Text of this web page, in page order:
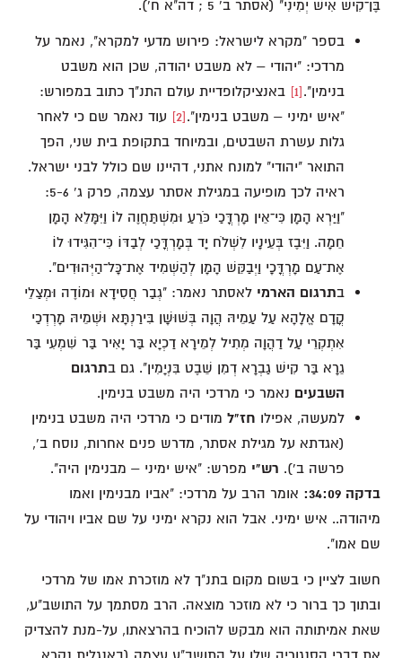
בֶּן־קִישׁ אִישׁ יְמִינִי" (אסתר ב' 5 ; דה"א ח').
בספר "מקרא לישראל: פירוש מדעי למקרא", נאמר על
מרדכי: "יהודי – לא משבט יהודה, שכן הוא משבט
בנימין".[1]
באנציקלופדיית עולם התנ"ך כתוב במפורש:
"איש ימיני – משבט בנימין".[2]
עוד נאמר שם כי לאחר
גלות עשרת השבטים, ובמיוחד בתקופת בית שני, הפך
התואר "יהודי" למונח אתני, דהיינו שם כולל לבני ישראל.
ראיה לכך מופיעה במגילת אסתר עצמה, פרק ג' 5-6:
"וַיַּרְא הָמָן כִּי־אֵין מָרְדֳּכַי כֹּרֵעַ וּמִשְׁתַּחֲוֶה לוֹ וַיִּמָּלֵא הָמָן
חֵמָה. וַיִּבֶז בְּעֵינָיו לִשְׁלֹח יָד בְּמָרְדֳּכַי לְבַדּוֹ כִּי־הִגִּידוּ לוֹ
אֶת־עַם מָרְדֳּכָי וַיְבַקֵּשׁ הָמָן לְהַשְׁמִיד אֶת־כָּל־הַיְּהוּדִים".
בתרגום הארמי לאסתר נאמר: "גְבַר חֲסִידָא וּמוֹדֶה וּמְצַלֵי
קֳדָם אֱלָהָא עַל עַמֵיהּ הֲוָה בְּשׁוּשָׁן בִּירַנְתָּא וּשְׁמֵיהּ מָרְדְכַי
אִתְקְרֵי עַל דַהֲוָה מְתִיל לְמֵירָא דַכְיָא בַּר יָאִיר בַּר שִׁמְעִי בַּר
גֵרָא בַּר קִישׁ גַבְרָא דְמִן שֵׁבֶט בִּנְיָמִין". גם בתרגום
השבעים נאמר כי מרדכי היה משבט בנימין.
למעשה, אפילו חז"ל מודים כי מרדכי היה משבט בנימין
(אגדתא על מגילת אסתר, מדרש פנים אחרות, נוסח ב',
פרשה ב'). רש"י מפרש: "איש ימיני – מבנימין היה".
בדקה 34:09:
אומר הרב על מרדכי: "אביו מבנימין ואמו
מיהודה.. איש ימיני. אבל הוא נקרא ימיני על שם אביו ויהודי על
שם אמו".
חשוב לציין כי בשום מקום בתנ"ך לא מוזכרת אמו של מרדכי
ובתוך כך ברור כי לא מוזכר מוצאה. הרב מסתמך על התושב"ע,
שאת אמיתותה הוא מבקש להוכיח בהרצאתו, על-מנת להצדיק